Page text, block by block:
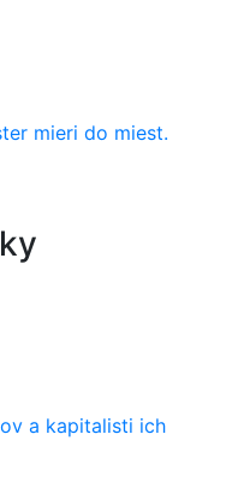
mieri do miest.
a kapitalisti ich